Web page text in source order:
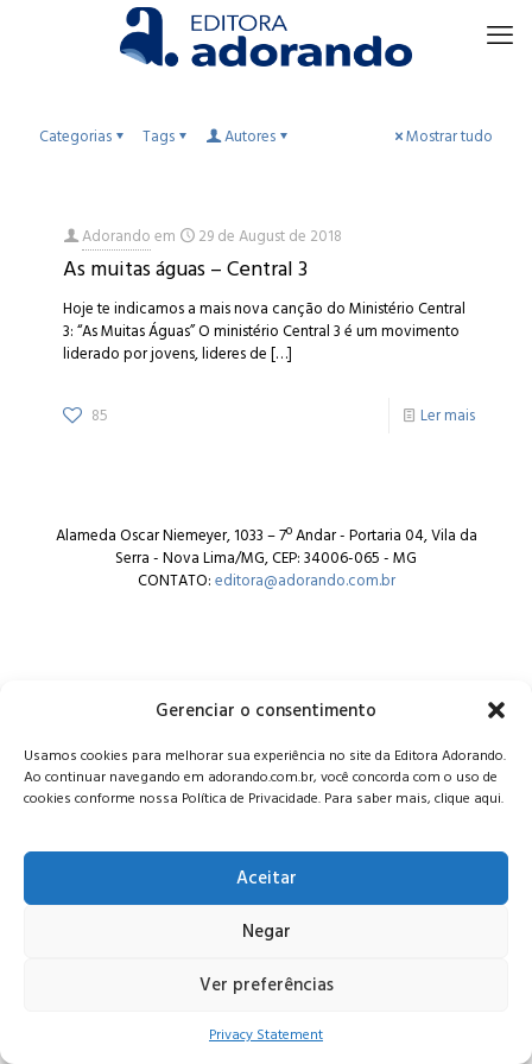
Gerenciar o consentimento
Usamos cookies para melhorar sua experiência no site da Editora Adorando.
Ao continuar navegando em adorando.com.br, você concorda com o uso de
cookies conforme nossa Política de Privacidade. Para saber mais, clique aqui.
Aceitar
Negar
Ver preferências
Privacy Statement
Categorias Tags Autores Mostrar tudo
Adorandoem 29 de August de 2018
As muitas águas – Central 3
Hoje te indicamos a mais nova canção do Ministério Central
3: “As Muitas Águas” O ministério Central 3 é um movimento
liderado por jovens, lideres de[…]
85 Ler mais
Alameda Oscar Niemeyer, 1033 – 7º Andar - Portaria 04, Vila da
Serra - Nova Lima/MG, CEP: 34006-065 - MG
CONTATO:editora@adorando.com.br
© Editora Adorando 2026. Todos os direitos reservados.
Consulte nossapolítica de privacidade.